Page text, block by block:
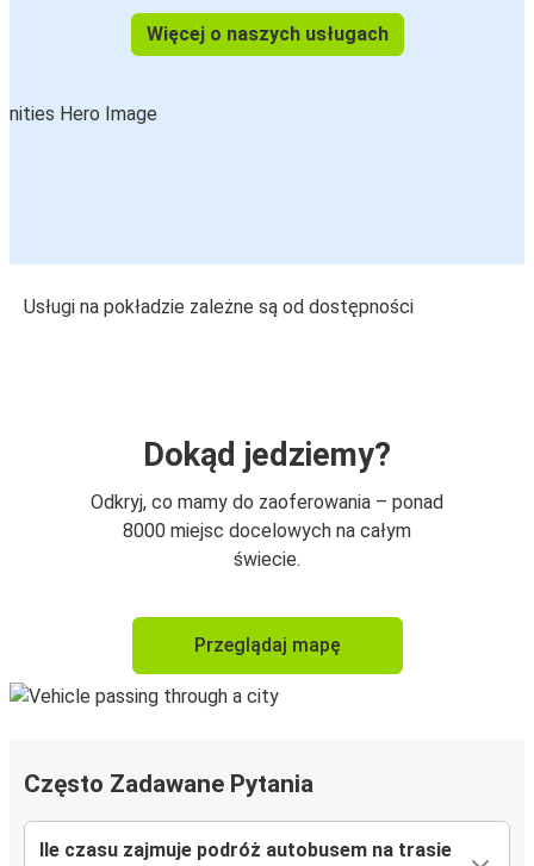
Więcej o naszych usługach
Usługi na pokładzie zależne są od dostępności
Dokąd jedziemy?
Odkryj, co mamy do zaoferowania – ponad
8000 miejsc docelowych na całym
świecie.
Przeglądaj mapę
Często Zadawane Pytania
Ile czasu zajmuje podróż autobusem na trasie